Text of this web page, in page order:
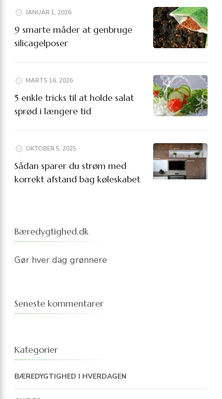
JANUAR 1, 2026
9 smarte måder at genbruge
silicagelposer
MARTS 16, 2026
5 enkle tricks til at holde salat
sprød i længere tid
OKTOBER 5, 2025
Sådan sparer du strøm med
korrekt afstand bag køleskabet
Bæredygtighed.dk
Gør hver dag grønnere
Seneste kommentarer
Kategorier
BÆREDYGTIGHED I HVERDAGEN